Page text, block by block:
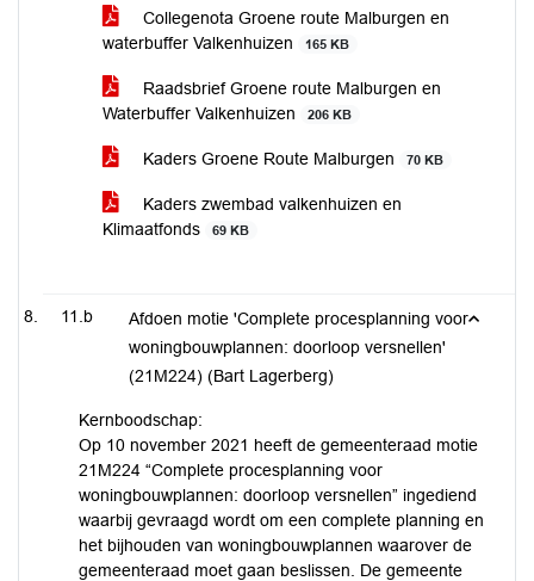
Collegenota Groene route Malburgen en
waterbuffer Valkenhuizen
165 KB
Raadsbrief Groene route Malburgen en
Waterbuffer Valkenhuizen
206 KB
Kaders Groene Route Malburgen 70 KB
Kaders zwembad valkenhuizen en
Klimaatfonds
69 KB
11.b
Afdoen motie 'Complete procesplanning voor
woningbouwplannen: doorloop versnellen'
(21M224) (Bart Lagerberg)
Kernboodschap:
Op 10 november 2021 heeft de gemeenteraad motie
21M224 “Complete procesplanning voor
woningbouwplannen: doorloop versnellen” ingediend
waarbij gevraagd wordt om een complete planning en
het bijhouden van woningbouwplannen waarover de
gemeenteraad moet gaan beslissen. De gemeente